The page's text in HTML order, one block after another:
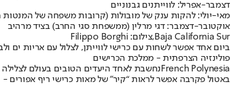
דצמבר-אפריל: לווייתנים גבנוניים
מאי-יולי: להקות ענק של מובולות (קרובות משפחה של
אוקטובר-דצמבר: דגי מרלין (ממשפחת סגי החרב) בציד מרהיב
Baja California Sur,צילום: Filippo Borghi
ביום אחד אפשר לשחות עם כרישי לווייתן, לצלול עם אריות ים
פולינזיה הצרפתית - ממלכת הכרישים
French Polynesia נחשבת לאחד היעדים הטובים בעולם
באטול פקרבה אפשר לראות “קיר” של מאות כרישי ריף